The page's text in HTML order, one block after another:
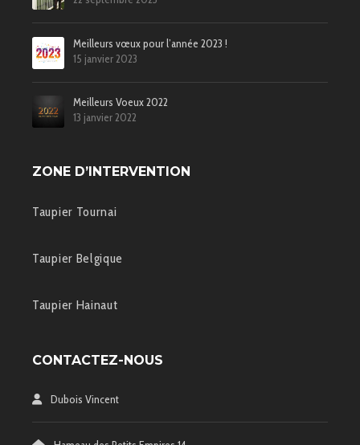
Meilleurs vœux pour l’année 2023 !
15 janvier 2023
Meilleurs Voeux 2022
13 janvier 2022
ZONE D’INTERVENTION
Taupier Tournai
Taupier Belgique
Taupier Hainaut
CONTACTEZ-NOUS
Dubois Vincent